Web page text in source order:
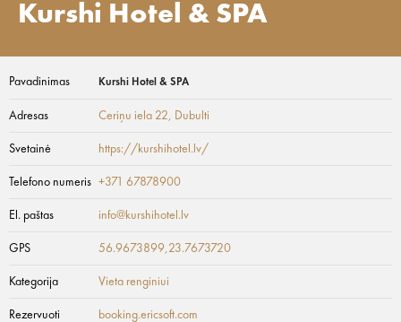
Kurshi Hotel & SPA
Pavadinimas Kurshi Hotel & SPA
Adresas Ceriņu iela 22, Dubulti
Svetainė https://kurshihotel.lv/
Telefono numeris +371 67878900
El. paštas info@kurshihotel.lv
GPS 56.9673899,23.7673720
Kategorija Vieta renginiui
Rezervuoti booking.ericsoft.com